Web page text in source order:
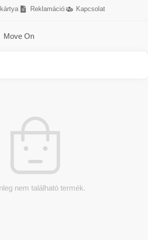
Reklamáció Kapcsolat
Move On
nem található termék.